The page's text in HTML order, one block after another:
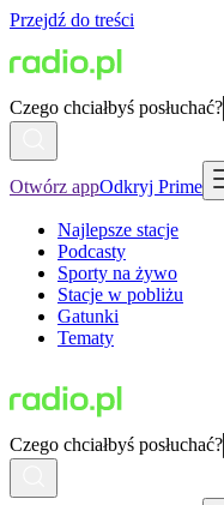
Przejdź do treści
Czego chciałbyś posłuchać?
Otwórz appOdkryj Prime
Najlepsze stacje
Podcasty
Sporty na żywo
Stacje w pobliżu
Gatunki
Tematy
Czego chciałbyś posłuchać?